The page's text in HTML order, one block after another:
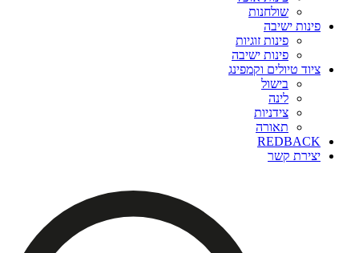
שולחנות
פינות ישיבה
פינות זוגיות
פינות ישיבה
ציוד טיולים וקמפינג
בישול
לינה
צידניות
תאורה
REDBACK
יצירת קשר